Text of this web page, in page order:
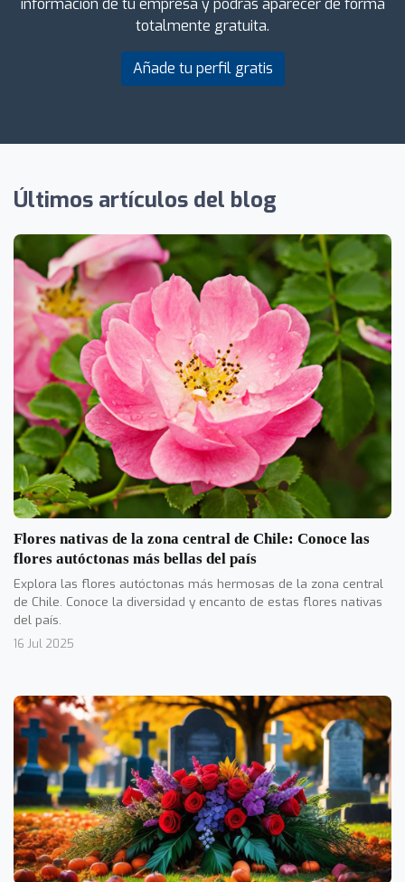
información de tu empresa y podrás aparecer de forma
totalmente gratuita.
Añade tu perfil gratis
Últimos artículos del blog
Flores nativas de la zona central de Chile: Conoce las
flores autóctonas más bellas del país
Explora las flores autóctonas más hermosas de la zona central
de Chile. Conoce la diversidad y encanto de estas flores nativas
del país.
16 Jul 2025